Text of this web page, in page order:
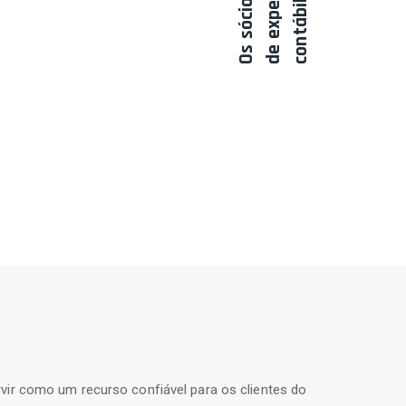
l
como um recurso confiável para os clientes do